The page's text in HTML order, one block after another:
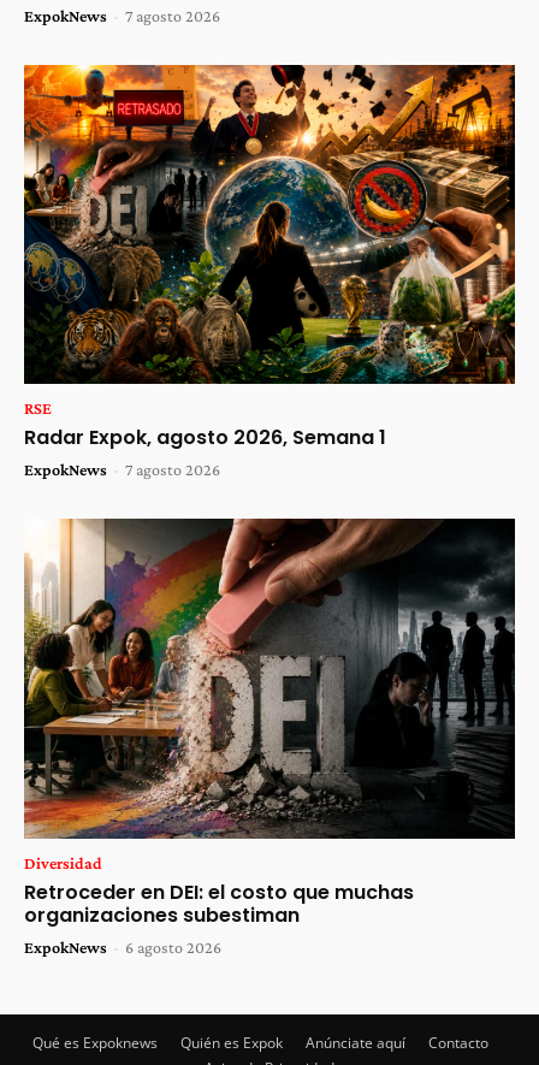
ExpokNews - 7 agosto 2026
RSE
Radar Expok, agosto 2026, Semana 1
ExpokNews - 7 agosto 2026
Diversidad
Retroceder en DEI: el costo que muchas
organizaciones subestiman
ExpokNews - 6 agosto 2026
Qué es Expoknews Quién es Expok Anúnciate aquí
Contacto